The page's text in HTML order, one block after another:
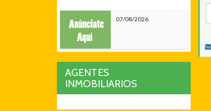
07/08/2026
AGENTES
INMOBILIARIOS